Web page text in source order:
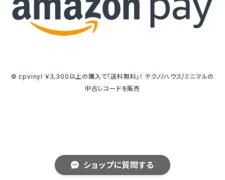
ショップに質問する
© cpvinyl ￥3,300以上の購入で「送料無料」！ テクノ/ハウス/ミニマルの
中古レコードを販売